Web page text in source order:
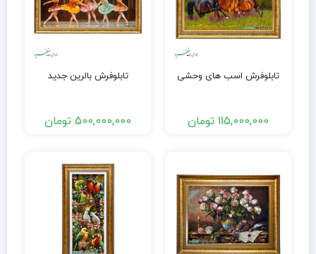
تابلوفرش اسب های وحشی
115,000,000 تومان
تابلوفرش بالرین جدید
500,000,000 تومان